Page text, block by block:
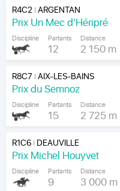
R4C2|ARGENTAN
Prix Un Mec d'Héripré
Discipline Partants
12
Distance
2 150 m
R8C7 |AIX-LES-BAINS
Prix du Semnoz
Discipline Partants
15
Distance
2 725 m
R1C6| DEAUVILLE
Prix Michel Houyvet
Discipline Partants
9
Distance
3 000 m